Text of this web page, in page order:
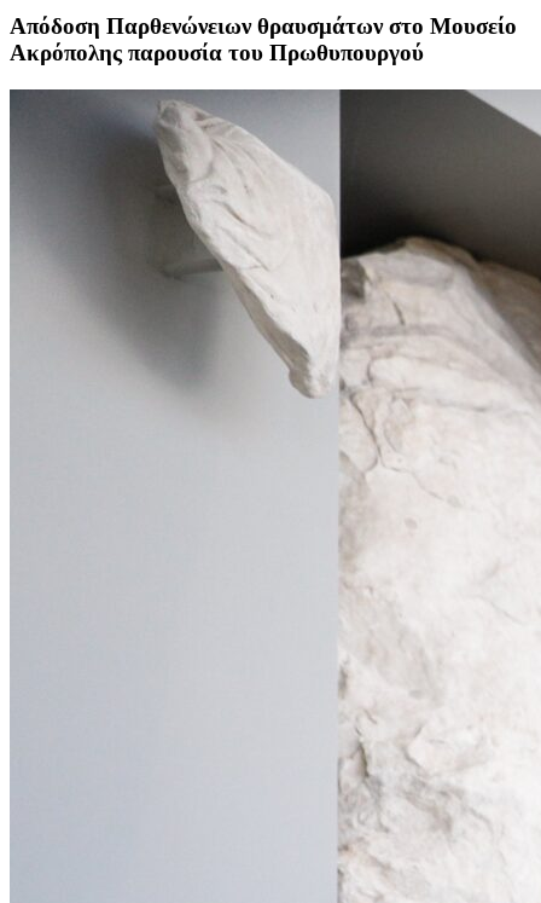
Απόδοση Παρθενώνειων θραυσμάτων στο Μουσείο
Ακρόπολης παρουσία του Πρωθυπουργού